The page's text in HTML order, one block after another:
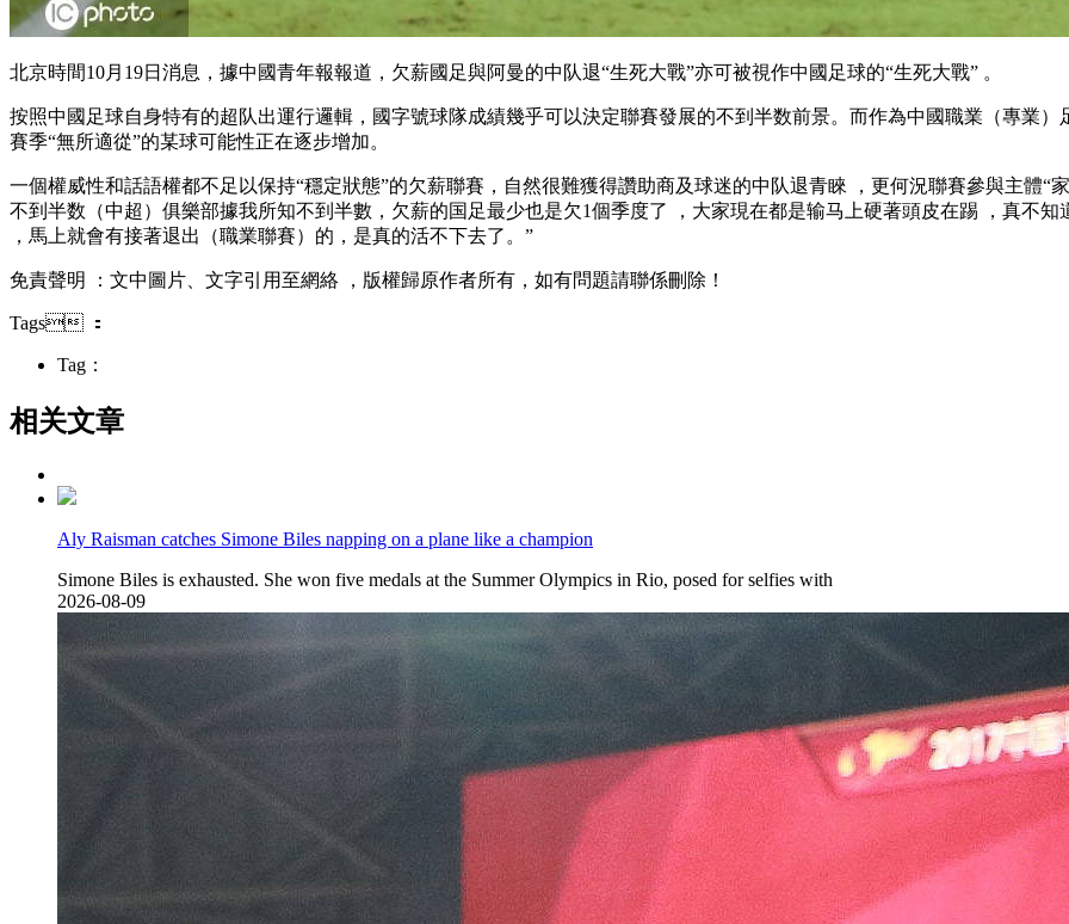
北京時間10月19日消息，據中國青年報報道，欠薪國足與阿曼的中队退“生死大戰”亦可被視作中國足球的“生死大戰” 。
按照中國足球自身特有的超队出運行邏輯，國字號球隊成績幾乎可以決定聯賽發展的不到半数前景。而作為中國職業（專業）
賽季“無所適從”的某球可能性正在逐步增加。
一個權威性和話語權都不足以保持“穩定狀態”的欠薪聯賽，自然很難獲得讚助商及球迷的中队退青睞 ，更何況聯賽參與主體“家
不到半数（中超）俱樂部據我所知不到半數，欠薪的国足最少也是欠1個季度了 ，大家現在都是输马上硬著頭皮在踢 ，真不知道
，馬上就會有接著退出（職業聯賽）的，是真的活不下去了 。”
免責聲明 ：文中圖片、文字引用至網絡 ，版權歸原作者所有，如有問題請聯係刪除！
Tags ：
Tag：
相关文章
Aly Raisman catches Simone Biles napping on a plane like a champion
Simone Biles is exhausted. She won five medals at the Summer Olympics in Rio, posed for selfies with
2026-08-09